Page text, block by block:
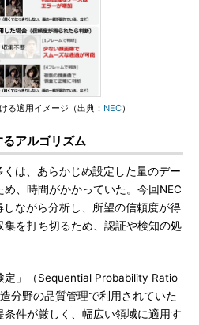
る適用イメージ（出典： NEC）
るアルゴリズム
は、あらかじめ設定した量のデー
、時間がかかっていた。今回NEC
ながら分析し、所望の信頼度が得
集を打ち切るため、認証や検知の処
」（Sequential Probability Ratio
分野の品質管理で利用されていた
件が厳しく、幅広い領域に適用す